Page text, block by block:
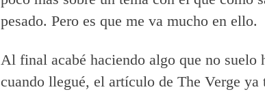
pesado. Pero es que me va mucho en ello.
Al final acabé haciendo algo que no suelo
cuando llegué, el artículo de The Verge ya